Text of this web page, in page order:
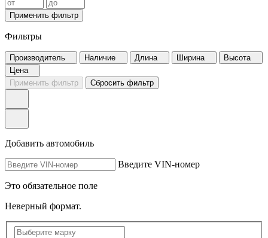
Применить фильтр
Фильтры
Производитель Наличие Длина Ширина
Высота
Цена
Применить фильтр
Сбросить фильтр
Добавить автомобиль
Введите VIN-номер
Это обязательное поле
Неверный формат.